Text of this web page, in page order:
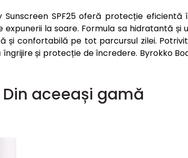
SPF25 oferă protecție eficientă
la soare. Formula sa hidratantă
și confortabilă pe tot parcursul zilei.
și protecție de încredere. Byrokko
Din aceeași gamă